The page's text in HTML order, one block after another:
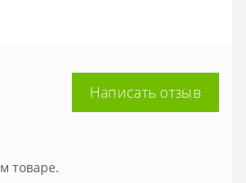
Написать отзыв
товаре.